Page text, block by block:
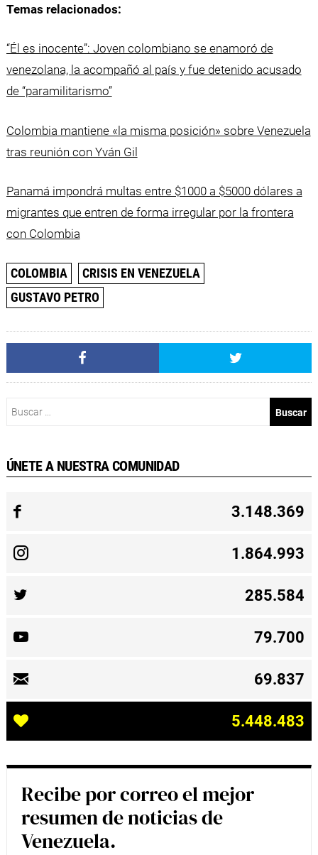
Temas relacionados:
“Él es inocente”: Joven colombiano se enamoró de
venezolana, la acompañó al país y fue detenido acusado
de “paramilitarismo”
Colombia mantiene «la misma posición» sobre Venezuela
tras reunión con Yván Gil
Panamá impondrá multas entre $1000 a $5000 dólares a
migrantes que entren de forma irregular por la frontera
con Colombia
COLOMBIA
CRISIS EN VENEZUELA
GUSTAVO PETRO
ÚNETE A NUESTRA COMUNIDAD
3.148.369
1.864.993
285.584
79.700
69.837
5.448.483
Recibe por correo el mejor
resumen de noticias de
Venezuela.